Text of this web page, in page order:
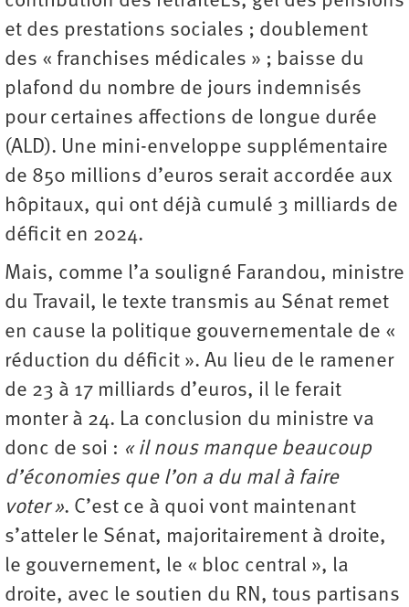
et des prestations sociales ; doublement
des « franchises médicales » ; baisse du
plafond du nombre de jours indemnisés
pour certaines affections de longue durée
(ALD). Une mini-enveloppe supplémentaire
de 850 millions d’euros serait accordée aux
hôpitaux, qui ont déjà cumulé 3 milliards de
déficit en 2024.
Mais, comme l’a souligné Farandou, ministre
du Travail, le texte transmis au Sénat remet
en cause la politique ­gouvernementale de «
réduction du déficit ». Au lieu de le ramener
de 23 à 17 milliards d’euros, il le ferait
monter à 24. La conclusion du ministre va
donc de soi : « il nous manque beaucoup
d’économies que l’on a du mal à faire
voter ». C’est ce à quoi vont maintenant
s’atteler le Sénat, majoritairement à droite,
le gouvernement, le « bloc central », la
droite, avec le soutien du RN, tous partisans